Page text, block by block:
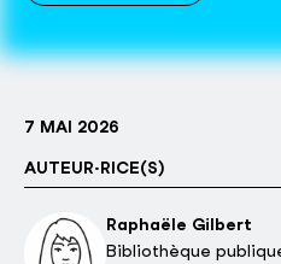
7 MAI 2026
AUTEUR·RICE(S)
Raphaële Gilbert
Bibliothèque